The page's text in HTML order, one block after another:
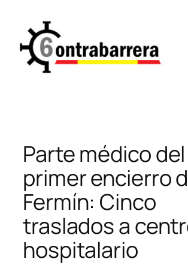
contenido
Parte médico del
primer encierro
Fermín: Cinco
traslados a
hospitalario